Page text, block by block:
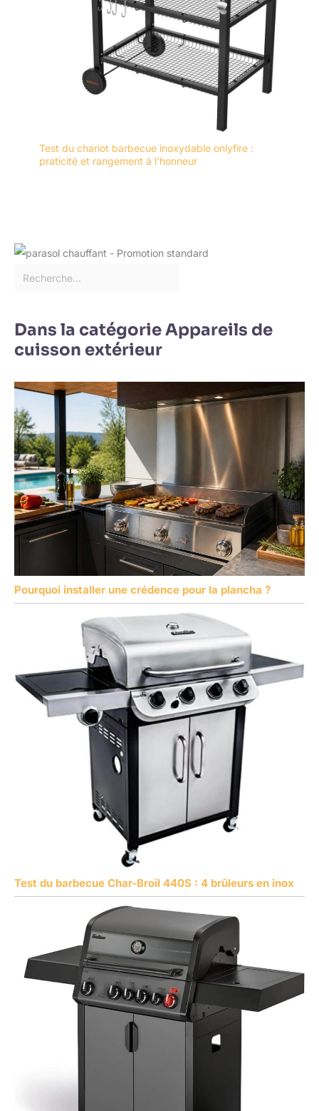
Test du chariot barbecue inoxydable onlyfire :
praticité et rangement à l’honneur
Dans la catégorie Appareils de
cuisson extérieur
Pourquoi installer une crédence pour la plancha ?
Test du barbecue Char-Broil 440S : 4 brûleurs en inox